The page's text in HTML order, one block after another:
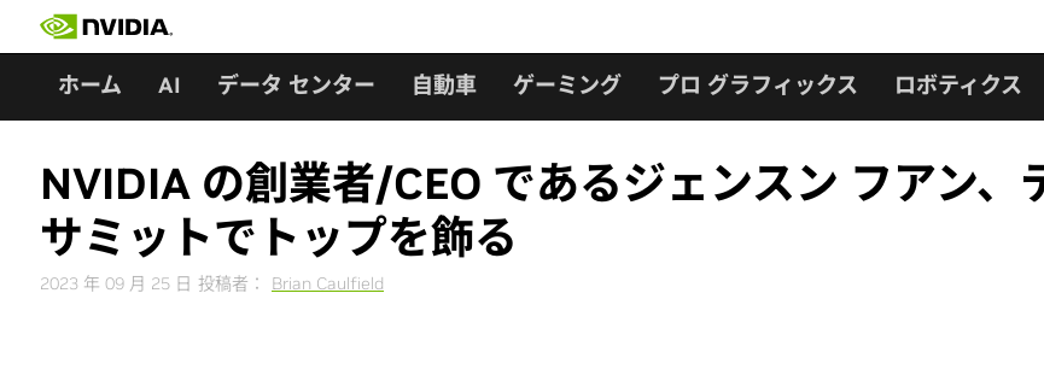
ホーム AI データ センター 自動車 ゲーミング プロ グラフィックス ロボティクス
NVIDIA の創業者/CEO であるジェンスン フアン
サミットでトップを飾る
2023 年 09 月 25 日 投稿者： Brian Caulfield